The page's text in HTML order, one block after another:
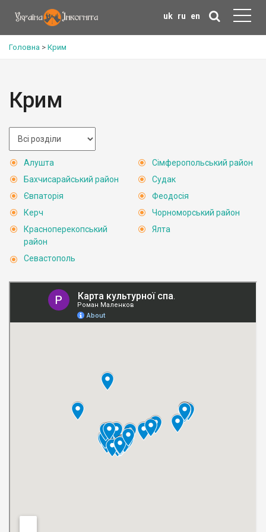
uk ru en
Головна > Крим
Крим
Алушта
Бахчисарайський район
Євпаторія
Керч
Красноперекопський
район
Севастополь
Сімферопольський район
Судак
Феодосія
Чорноморський район
Ялта